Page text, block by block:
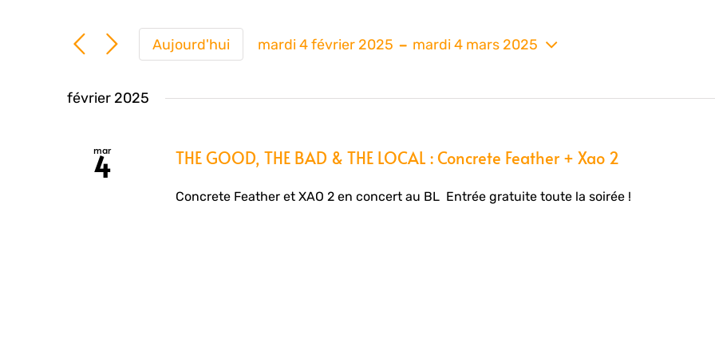
Aujourd'hui mardi 4 février 2025 - mardi 4 mars 2025
février 2025
mar
4 THE GOOD, THE BAD & THE LOCAL : Concrete Feather + Xao 2
Concrete Feather et XAO 2 en concert au BL Entrée gratuite toute la soirée !